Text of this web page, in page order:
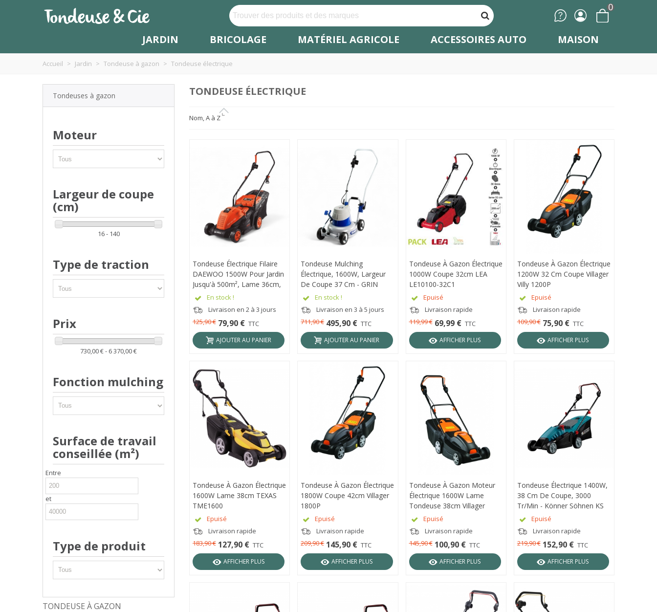
0
JARDIN BRICOLAGE MATÉRIEL AGRICOLE ACCESSOIRES AUTO MAISON
Accueil > Jardin > Tondeuse à gazon > Tondeuse électrique
Tondeuses à gazon
Moteur
Largeur de coupe
(cm)
16 - 140
Type de traction
Prix
730,00 € - 6 370,00 €
Fonction mulching
Surface de travail
conseillée (m²)
Entre
et
Type de produit
TONDEUSE À GAZON
TONDEUSE ÉLECTRIQUE
Nom, A à Z
APERÇU RAPIDE
Tondeuse Électrique Filaire
DAEWOO 1500W Pour Jardin
Jusqu'à 500m², Lame 36cm,
Sac De 50L - DLM1700E
En stock !
Livraison en 2 à 3 jours
79,90 € TTC
125,90 €
AJOUTER AU PANIER
APERÇU RAPIDE
Tondeuse Mulching
Électrique, 1600W, Largeur
De Coupe 37 Cm - GRIN
EM37En stock !
Livraison en 3 à 5 jours
495,90 € TTC
711,90 €
AJOUTER AU PANIER
APERÇU RAPIDE
Tondeuse À Gazon Électrique
1000W Coupe 32cm LEA
LE10100-32C1
Epuisé
Livraison rapide
69,99 € TTC
119,99 €
AFFICHER PLUS
APERÇU RAPIDE
Tondeuse À Gazon Électrique
1200W 32 Cm Coupe Villager
Villy 1200P
Epuisé
Livraison rapide
75,90 € TTC
109,90 €
AFFICHER PLUS
APERÇU RAPIDE
Tondeuse À Gazon Électrique
1600W Lame 38cm TEXAS
TME1600
Epuisé
Livraison rapide
127,90 € TTC
183,90 €
AFFICHER PLUS
APERÇU RAPIDE
Tondeuse À Gazon Électrique
1800W Coupe 42cm Villager
1800P
Epuisé
Livraison rapide
145,90 € TTC
209,90 €
AFFICHER PLUS
APERÇU RAPIDE
Tondeuse À Gazon Moteur
Électrique 1600W Lame
Tondeuse 38cm Villager
1600PEpuisé
Livraison rapide
100,90 € TTC
145,90 €
AFFICHER PLUS
APERÇU RAPIDE
Tondeuse Électrique 1400W,
38 Cm De Coupe, 3000
Tr/min - Könner Söhnen KS
38LM-BL
Epuisé
Livraison rapide
152,90 € TTC
219,90 €
AFFICHER PLUS